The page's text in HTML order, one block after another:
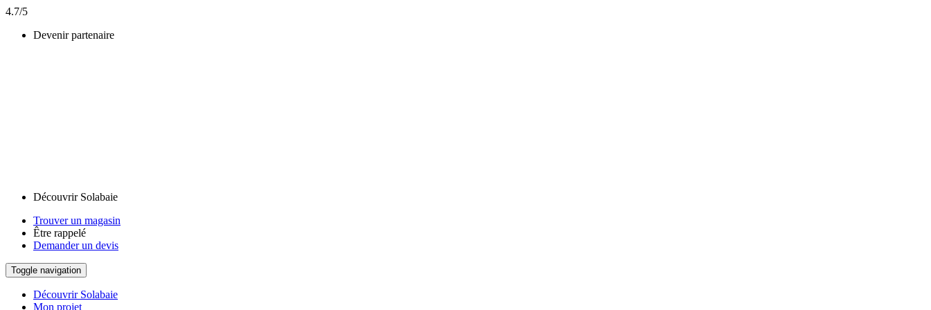
4.7/5
Devenir partenaire
Découvrir Solabaie
Trouver un magasin
Être rappelé
Demander un devis
Toggle navigation
Découvrir Solabaie
Mon projet